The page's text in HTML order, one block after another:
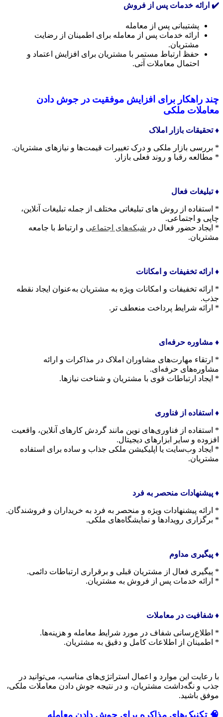
✔️ ارائه خدمات پس از فروش
پشتیبانی پس از معامله
ارائه خدمات پس از معامله برای اطمینان از رضایت
مشتریان.
حفظ ارتباط مستمر با مشتریان برای افزایش اعتماد و
احتمال معاملات آتی.
چند راهکار برای افزایش موفقیت در جوش دادن
معاملات ملکی
♦️ تحقیقات بازار املاک
* بررسی بازار ملکی و درک تغییرات قیمت‌ها و نیازهای مشتریان.
* مطالعه رقبا و روند فعلی بازار.
♦️ تبلیغات فعال
* استفاده از روش های تبلیغاتی مختلف از جمله تبلیغات آنلاین،
چاپی و اجتماعی.
* ایجاد حضور فعال در شبکه‌های اجتماعی و ارتباط با جامعه
مشتریان.
♦️ ارائه تخفیفات و امکانات
* ارائه تخفیفات و امکانات ویژه به مشتریان به‌عنوان ایجاد نقطه
جذب.
* ارائه شرایط پرداخت منعطف تر.
♦️ مشاوره حرفه‌ای
* ارتقاء مهارت‌های مشاوران املاک در مذاکرات و ارائه
مشاوره‌های حرفه‌ای.
* ایجاد ارتباطات قوی با مشتریان و شناخت نیازها.
♦️ استفاده از فناوری
* استفاده از فناوری‌های نوین مانند گردش کارهای آنلاین، واقعیت
افزوده و سایر ابزارهای دیجیتال.
* ایجاد وب‌سایت یا اپلیکیشن ملکی جذاب و ساده برای استفاده
مشتریان.
♦️ پیشنهادات منحصر به فرد
* ارائه پیشنهادات ویژه و منحصر به فرد به خریداران و فروشندگان.
* برگزاری رویدادها و نمایشگاه‌های ملکی.
♦️ پیگیری مداوم
* پیگیری فعال از مشتریان قبلی و برقراری ارتباطات دائمی.
* ارائه خدمات پس از فروش به مشتریان.
♦️ شفافیت در معاملات
* اطلاع‌رسانی شفاف در مورد شرایط معامله و هزینه‌ها.
* اطمینان از اطلاعات کامل و دقیق به مشتریان.
با رعایت این موارد و اعمال استراتژی‌های مناسب، می‌توانید در
جذب و نگه‌داشت مشتریان، و در نتیجه جوش دادن معاملات ملکی،
موفق باشید.
🧠 تکنیک‌های مذاکره برای جوش دادن معامله